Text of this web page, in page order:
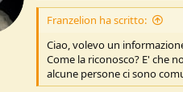
n
Franzelion ha scritto:
Ciao, volevo un
Come la riconosco? E' che
alcune persone ci sono